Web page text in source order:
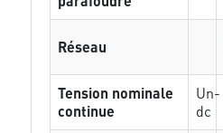
Réseau
Tension nominale
continue
Un-
dc